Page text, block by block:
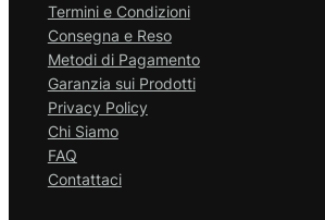
Termini e Condizioni
Consegna e Reso
Metodi di Pagamento
Garanzia sui Prodotti
Privacy Policy
Chi Siamo
FAQ
Contattaci